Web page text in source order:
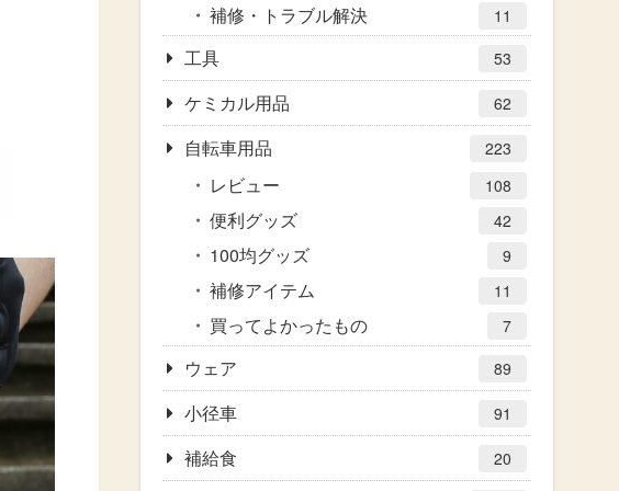
補修・トラブル解決 11
工具 53
ケミカル用品 62
自転車用品 223
レビュー 108
便利グッズ 42
100均グッズ 9
補修アイテム 11
買ってよかったもの 7
ウェア 89
小径車 91
補給食 20